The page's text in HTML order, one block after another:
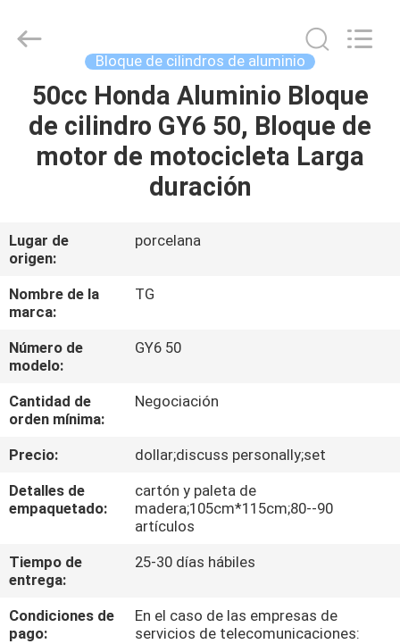
HOGAR
PRODUCTOS
NOSOTROS
VIAJE
DE
LA
FÁBRICA
CONTROL
CALIDAD
ÉNTRENOS
EN
CONTACTO
Cylinder
Block.,Ltd.
Developed
Bloque de cilindros de aluminio
50cc Honda Aluminio Bloque
de cilindro GY6 50, Bloque de
motor de motocicleta Larga
duración
Lugar de
origen:
porcelana
Nombre de la
marca:
TG
Número de
modelo:
GY6 50
Cantidad de
orden mínima:
Negociación
Precio:
dollar;discuss personally;set
Detalles de
empaquetado:
cartón y paleta de
madera;105cm*115cm;80--90
artículos
Tiempo de
entrega:
25-30 días hábiles
Condiciones de
pago:
En el caso de las empresas de
servicios de telecomunicaciones: